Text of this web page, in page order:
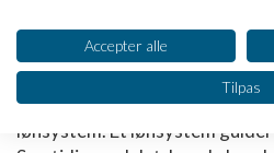
Afhængig af hvor mange du
bruge spandevis af timer, som
brugt et andet sted i din
Derfor bruger lang
lønsystem. Et lønsystem
Se partnerliste (2 IAB-leverandører)
Vi bruger dine data til følgende formål:
IAB's behandlingsformål:
Opbevare og/eller tilgå
Accepter alle
Tilpas